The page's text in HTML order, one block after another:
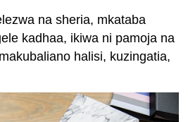
na sheria, mkataba
kadhaa, ikiwa ni pamoja na
halisi, kuzingatia,